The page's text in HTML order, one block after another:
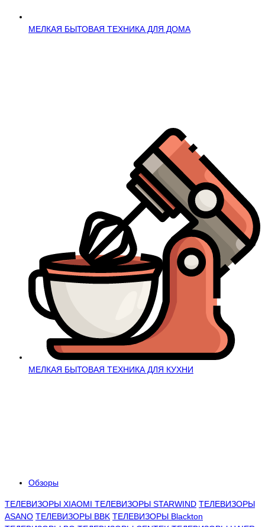
МЕЛКАЯ БЫТОВАЯ ТЕХНИКА ДЛЯ ДОМА
МЕЛКАЯ БЫТОВАЯ ТЕХНИКА ДЛЯ КУХНИ
Обзоры
ТЕЛЕВИЗОРЫ XIAOMI ТЕЛЕВИЗОРЫ STARWIND ТЕЛЕВИЗОРЫ
ASANO ТЕЛЕВИЗОРЫ BBK ТЕЛЕВИЗОРЫ Blackton